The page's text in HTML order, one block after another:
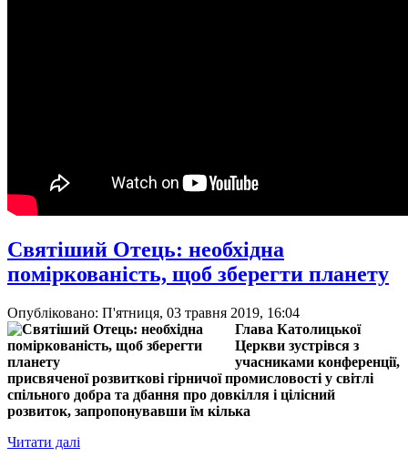
Святіший Отець: необхідна
поміркованість, щоб зберегти планету
Опубліковано: П'ятниця, 03 травня 2019, 16:04
Глава Католицької
Церкви зустрівся з
учасниками конференції,
присвяченої розвиткові гірничої промисловості у світлі
спільного добра та дбання про довкілля і цілісний
розвиток, запропонувавши їм кілька
Читати далі